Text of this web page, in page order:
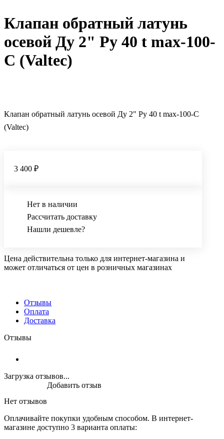
Клапан обратный латунь
осевой Ду 2" Ру 40 t max-100-
С (Valtec)
Клапан обратный латунь осевой Ду 2" Ру 40 t max-100-С
(Valtec)
3 400 ₽
Нет в наличии
Рассчитать доставку
Нашли дешевле?
Цена действительна только для интернет-магазина и
может отличаться от цен в розничных магазинах
Отзывы
Оплата
Доставка
Отзывы
Загрузка отзывов...
Нет отзывов
Добавить отзыв
Оплачивайте покупки удобным способом. В интернет-
магазине доступно 3 варианта оплаты: